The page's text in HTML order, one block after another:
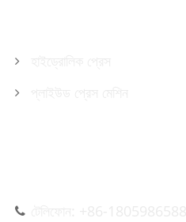
হাইড্রোলিক প্রেস
প্লাইউড প্রেস মেশিন
টেলিফোন: +86-18059865880